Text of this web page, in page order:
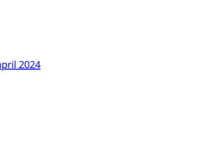
2024